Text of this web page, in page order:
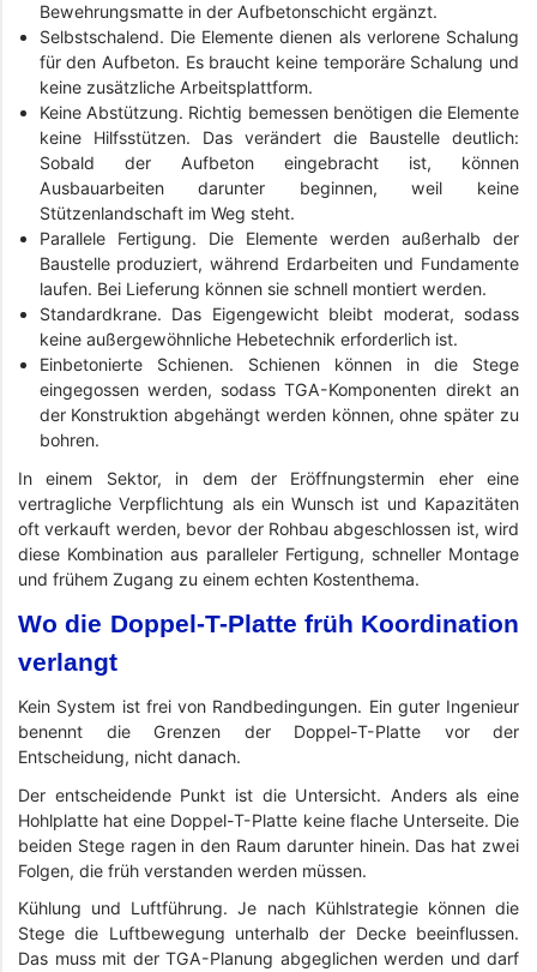
Bewehrungsmatte in der Aufbetonschicht ergänzt.
Selbstschalend. Die Elemente dienen als verlorene Schalung
für den Aufbeton. Es braucht keine temporäre Schalung und
keine zusätzliche Arbeitsplattform.
Keine Abstützung. Richtig bemessen benötigen die Elemente
keine Hilfsstützen. Das verändert die Baustelle deutlich:
Sobald der Aufbeton eingebracht ist, können
Ausbauarbeiten darunter beginnen, weil keine
Stützenlandschaft im Weg steht.
Parallele Fertigung. Die Elemente werden außerhalb der
Baustelle produziert, während Erdarbeiten und Fundamente
laufen. Bei Lieferung können sie schnell montiert werden.
Standardkrane. Das Eigengewicht bleibt moderat, sodass
keine außergewöhnliche Hebetechnik erforderlich ist.
Einbetonierte Schienen. Schienen können in die Stege
eingegossen werden, sodass TGA-Komponenten direkt an
der Konstruktion abgehängt werden können, ohne später zu
bohren.
In einem Sektor, in dem der Eröffnungstermin eher eine
vertragliche Verpflichtung als ein Wunsch ist und Kapazitäten
oft verkauft werden, bevor der Rohbau abgeschlossen ist, wird
diese Kombination aus paralleler Fertigung, schneller Montage
und frühem Zugang zu einem echten Kostenthema.
Wo die Doppel-T-Platte früh Koordination
verlangt
Kein System ist frei von Randbedingungen. Ein guter Ingenieur
benennt die Grenzen der Doppel-T-Platte vor der
Entscheidung, nicht danach.
Der entscheidende Punkt ist die Untersicht. Anders als eine
Hohlplatte hat eine Doppel-T-Platte keine flache Unterseite. Die
beiden Stege ragen in den Raum darunter hinein. Das hat zwei
Folgen, die früh verstanden werden müssen.
Kühlung und Luftführung. Je nach Kühlstrategie können die
Stege die Luftbewegung unterhalb der Decke beeinflussen.
Das muss mit der TGA-Planung abgeglichen werden und darf